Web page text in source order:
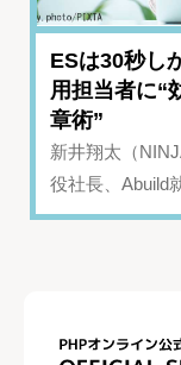
ESは30秒し
用担当者に“
章術”
新井翔太（
役社長、Abuild